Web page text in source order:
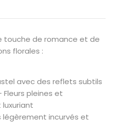
touche de romance et de
florales :
avec des reflets subtils
Fleurs pleines et
légèrement incurvés et